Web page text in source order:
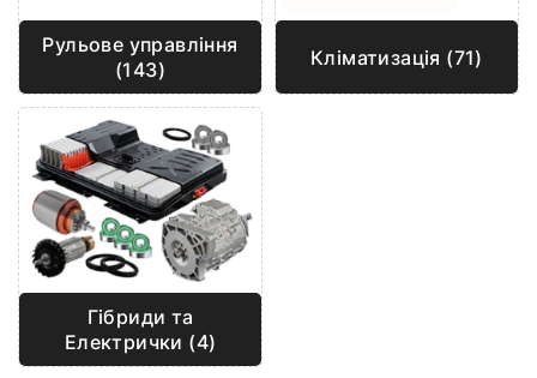
Рульове управління
(143)
Кліматизація (71)
Гібриди та
Електрички (4)